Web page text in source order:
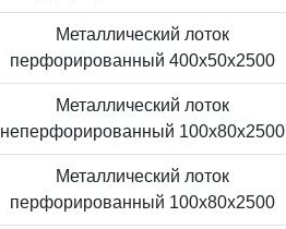
Металлический лоток
перфорированный 400x50x2500
Металлический лоток
неперфорированный 100x80x2500
Металлический лоток
перфорированный 100x80x2500